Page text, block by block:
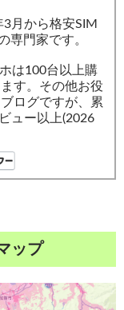
月から格安SIM
専門家です。
は100台以上購
す。その他お役
ログですが、累
ュー以上(2026
ップ